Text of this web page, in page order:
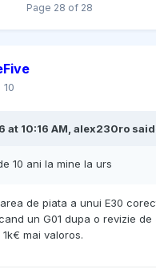
Page 28 of 28
10
10:16 AM, alex230ro
10 ani la mine la urs
de piata a unui E30
un G01 dupa o revizie
mai valoros.